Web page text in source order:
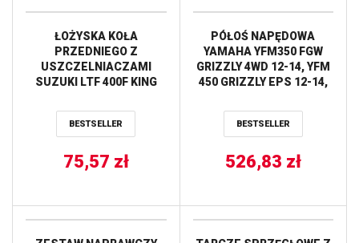
ŁOŻYSKA KOŁA
PRZEDNIEGO Z
USZCZELNIACZAMI
SUZUKI LTF 400F KING
07, LTA 500F 00-07,
YAMAHA RHINO 04-05,
YFM 400/450 (25-1108)
PROX
BESTSELLER
75,57 zł
PÓŁOŚ NAPĘDOWA
YAMAHA YFM350 FGW
GRIZZLY 4WD 12-14, YFM
450 GRIZZLY EPS 12-14,
14 AB6 STRONG PRZÓD
STRONA LEWA PRAWA
BESTSELLER
526,83 zł